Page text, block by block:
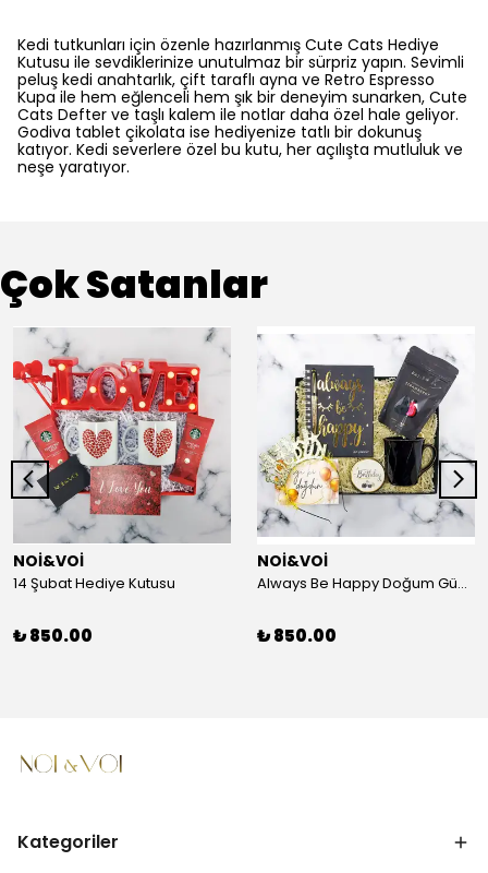
Kedi tutkunları için özenle hazırlanmış Cute Cats Hediye
Kutusu ile sevdiklerinize unutulmaz bir sürpriz yapın. Sevimli
peluş kedi anahtarlık, çift taraflı ayna ve Retro Espresso
Kupa ile hem eğlenceli hem şık bir deneyim sunarken, Cute
Cats Defter ve taşlı kalem ile notlar daha özel hale geliyor.
Godiva tablet çikolata ise hediyenize tatlı bir dokunuş
katıyor. Kedi severlere özel bu kutu, her açılışta mutluluk ve
neşe yaratıyor.
Çok Satanlar
NOİ&VOİ
14 Şubat Hediye Kutusu
₺ 850.00
NOİ&VOİ
Always Be Happy Doğum Günü Hediye Kutusu
₺ 850.00
Kategoriler